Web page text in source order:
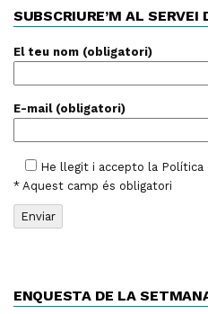
SUBSCRIURE’M AL SERVEI
El teu nom (obligatori)
E-mail (obligatori)
He llegit i accepto la Política
* Aquest camp és obligatori
ENQUESTA DE LA